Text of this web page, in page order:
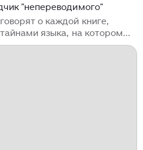
"непереводимого"
о каждой книге,
языка, на котором
переводчик – не